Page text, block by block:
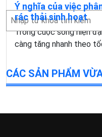
Ý nghĩa của việc
rác thải sinh hoạt
Trong cuộc sống hiện
càng tăng nhanh theo
Tìm
kiếm
CÁC SẢN PHẨM